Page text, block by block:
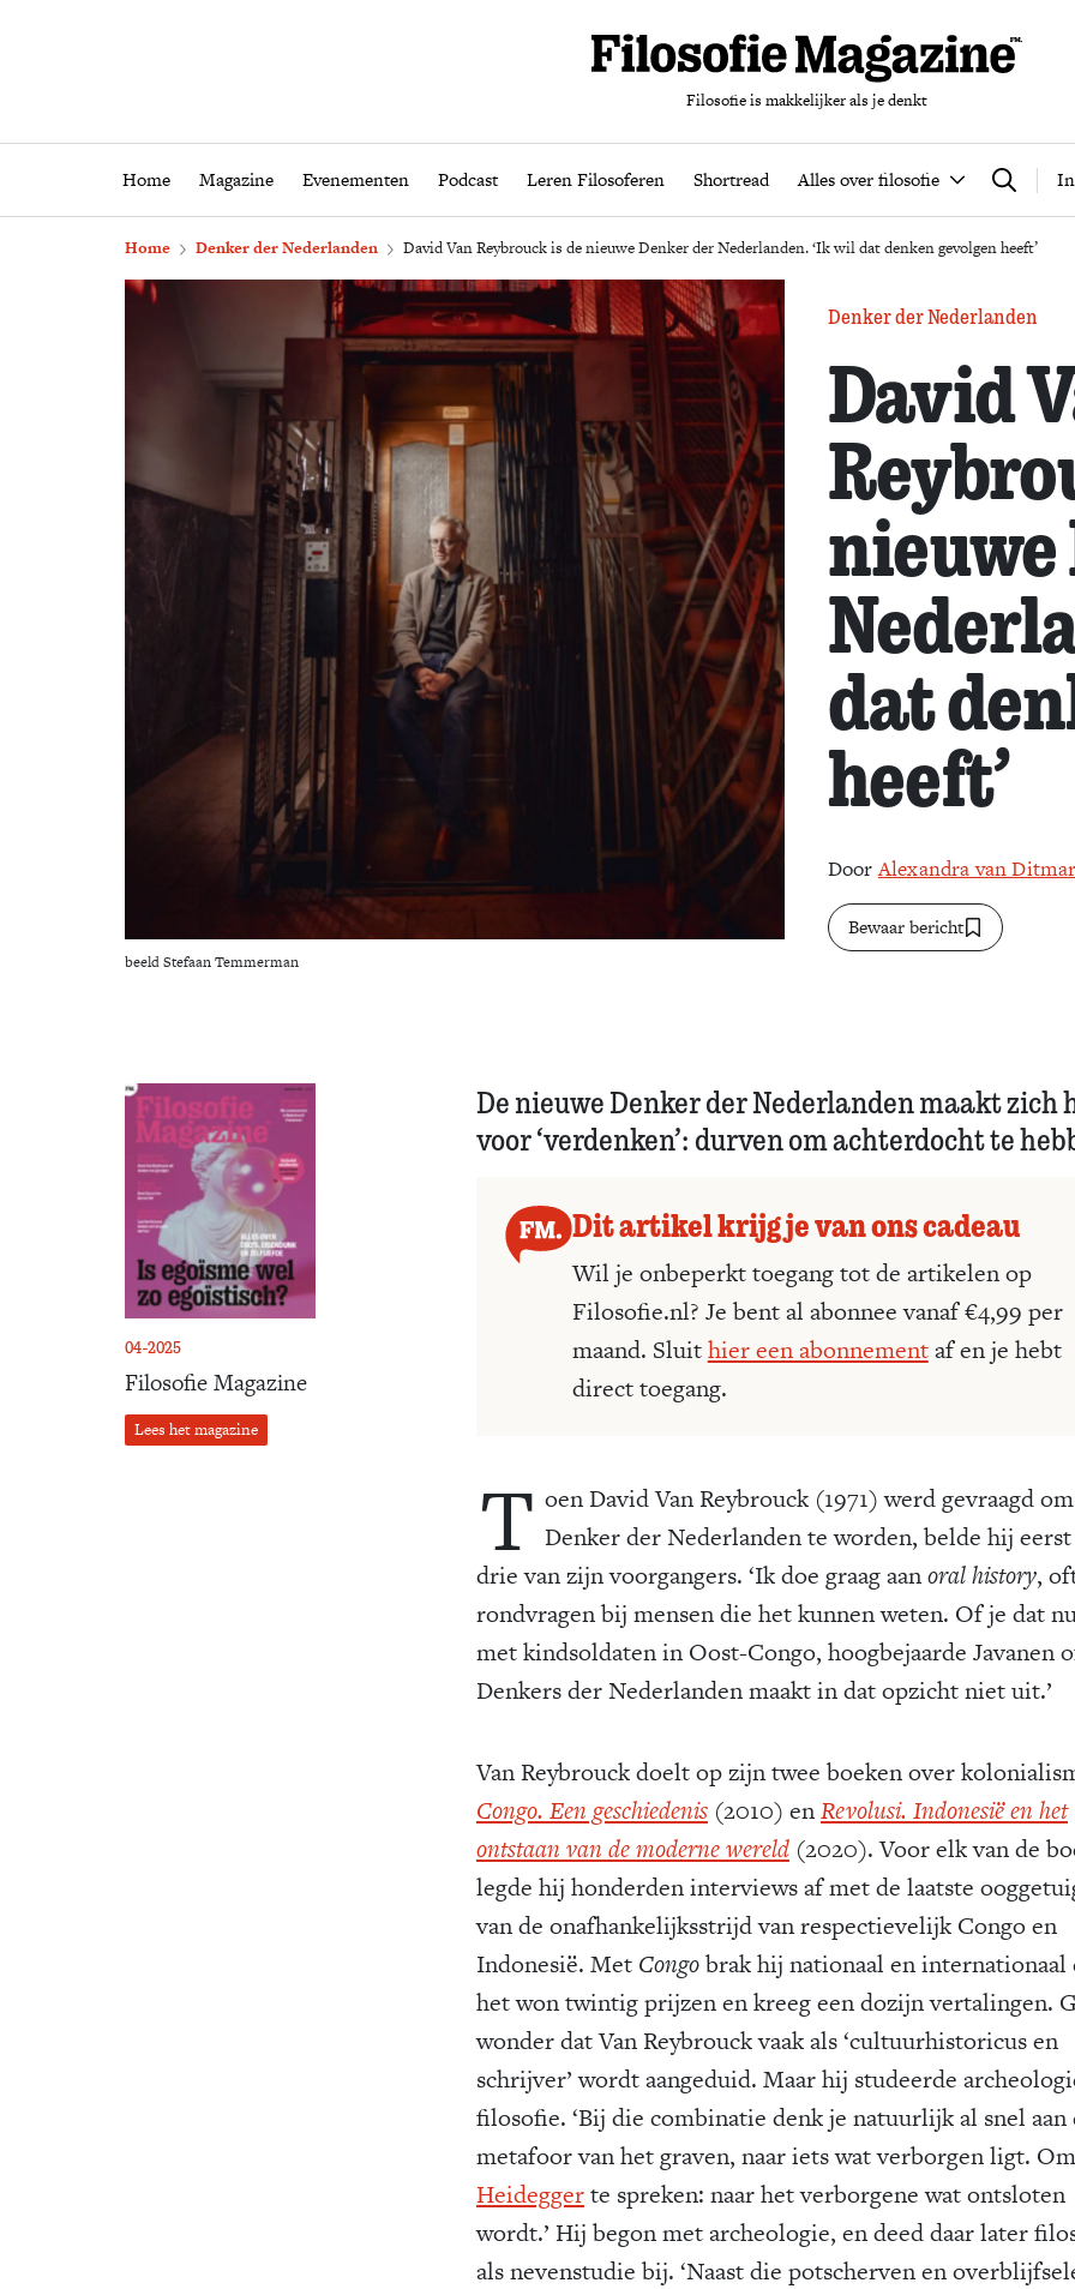
Filosofie is makkelijker als je denkt
Home Magazine Evenementen Podcast Leren Filosoferen Shortread Alles over filosofie Zoeken
Home Magazine Evenementen Podcast Leren Filosoferen Shortread Alles over
Home Denker der Nederlanden David Van Reybrouck is de nieuwe Denker der Nederlanden. ‘Ik wil dat denken gevolgen heeft’
Denker der Nederlanden
David
dat
heeft’
DoorAlexandra van
Bewaar bericht
beeld Stefaan Temmerman
04-2025
Filosofie Magazine
Lees het magazine
De nieuwe Denker der Nederlanden maakt zich
voor ‘verdenken’: durven om achterdocht te
Dit artikel krijg je van ons cadeau
Wil je onbeperkt toegang tot de artikelen op
Filosofie.nl? Je bent al abonnee vanaf €4,99 per
maand. Sluithier een abonnementaf en je hebt
direct toegang.
T oen David Van Reybrouck (1971) werd gevraagd om
Denker der Nederlanden te worden, belde hij
drie van zijn voorgangers. ‘Ik doe graag aanoral history,
rondvragen bij mensen die het kunnen weten. Of je dat
met kindsoldaten in Oost-Congo, hoogbejaarde Javanen
Denkers der Nederlanden maakt in dat opzicht niet uit.’
Van Reybrouck doelt op zijn twee boeken over
Congo. Een geschiedenis(2010) enRevolusi. Indonesië en het
ontstaan van de moderne wereld(2020). Voor elk van de
legde hij honderden interviews af met de laatste
van de onafhankelijksstrijd van respectievelijk Congo en
Indonesië. Met Congobrak hij nationaal en internationaal
het won twintig prijzen en kreeg een dozijn vertalingen.
wonder dat Van ­Reybrouck vaak als ‘cultuurhistoricus en
schrijver’ wordt aangeduid. Maar hij studeerde
filosofie. ‘Bij die combinatie denk je natuurlijk al snel aan
metafoor van het graven, naar iets wat verborgen ligt.
Heideggerte spreken: naar het verborgene wat ontsloten
wordt.’ Hij begon met archeologie, en deed daar later
als nevenstudie bij. ‘Naast die potscherven en